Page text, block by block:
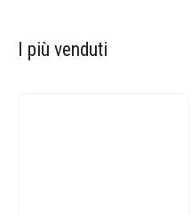
I più venduti